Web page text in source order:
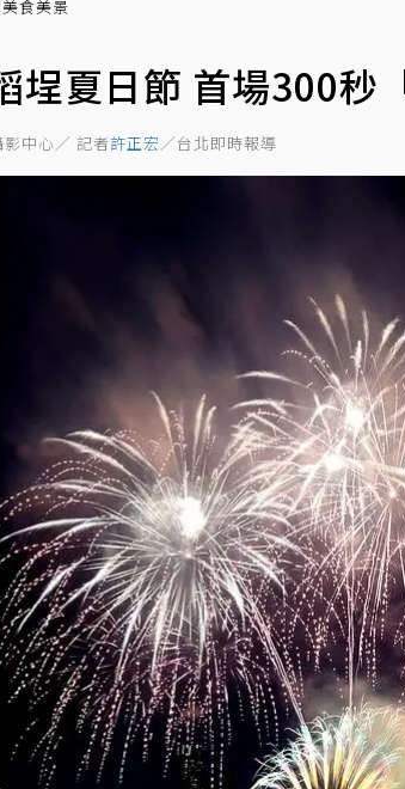
食美景
埕夏日節 首場300秒
影中心／ 記者許正宏／台北即時報導